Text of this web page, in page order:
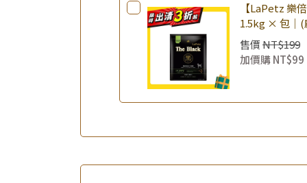
【LaPetz 樂
1.5kg × 包｜(
飼料 幼犬飼
售價NT$199
加價購NT$99